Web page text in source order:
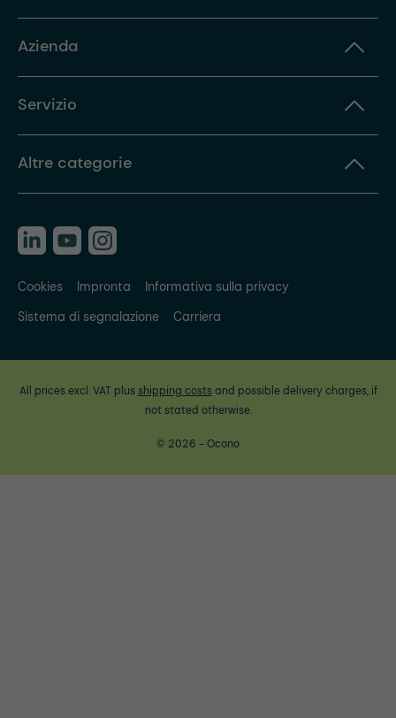
Azienda
Servizio
Altre categorie
Cookies Impronta
Informativa sulla privacy
Sistema di segnalazione
Carriera
All prices excl. VAT plus shipping costsand possible delivery charges, if
not stated otherwise.
© 2026 - Ocono